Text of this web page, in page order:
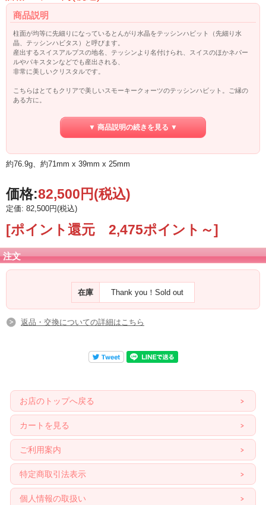
商品説明
柱面が均等に先細りになっているとんがり水晶をテッシンハビット（先細り水
晶、テッシンハビタス）と呼びます。
産出するスイスアルプスの地名、テッシンより名付けられ、スイスのほかネパー
ルやパキスタンなどでも産出される、
非常に美しいクリスタルです。
こちらはとてもクリアで美しいスモーキークォーツのテッシンハビット。ご縁の
ある方に。
▼ 商品説明の続きを見る ▼
約76.9g、約71mm x 39mm x 25mm
価格:82,500円(税込)
定価: 82,500円(税込)
[ポイント還元 2,475ポイント～]
注文
在庫 Thank you！Sold out
返品・交換についての詳細はこちら
お店のトップへ戻る
カートを見る
ご利用案内
特定商取引法表示
個人情報の取扱い